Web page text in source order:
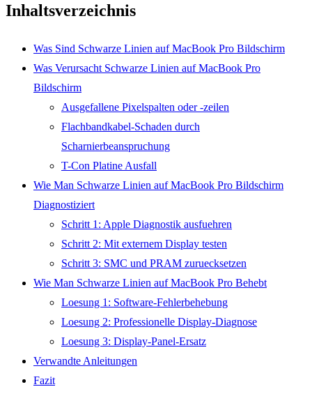
Inhaltsverzeichnis
Was Sind Schwarze Linien auf MacBook Pro Bildschirm
Was Verursacht Schwarze Linien auf MacBook Pro
Bildschirm
Ausgefallene Pixelspalten oder -zeilen
Flachbandkabel-Schaden durch
Scharnierbeanspruchung
T-Con Platine Ausfall
Wie Man Schwarze Linien auf MacBook Pro Bildschirm
Diagnostiziert
Schritt 1: Apple Diagnostik ausfuehren
Schritt 2: Mit externem Display testen
Schritt 3: SMC und PRAM zuruecksetzen
Wie Man Schwarze Linien auf MacBook Pro Behebt
Loesung 1: Software-Fehlerbehebung
Loesung 2: Professionelle Display-Diagnose
Loesung 3: Display-Panel-Ersatz
Verwandte Anleitungen
Fazit